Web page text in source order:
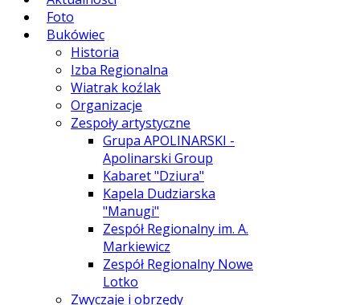
Foto
Bukówiec
Historia
Izba Regionalna
Wiatrak koźlak
Organizacje
Zespoły artystyczne
Grupa APOLINARSKI -
Apolinarski Group
Kabaret "Dziura"
Kapela Dudziarska
"Manugi"
Zespół Regionalny im. A.
Markiewicz
Zespół Regionalny Nowe
Lotko
Zwyczaje i obrzędy